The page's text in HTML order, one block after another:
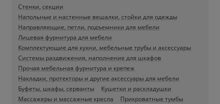
Стенки, секции
Напольные и настенные вешалки, стойки для одежды
Направляющие, петли, подъемники для мебели
Лицевая фурнитура для мебели
Комплектующие для кухни, мебельные трубы и аксессуары
Системы раздвижения, наполнение для шкафов
Прочая мебельная фурнитура и крепеж
Накладки, протекторы и другие аксессуары для мебели
Буфеты, шкафы, серванты
Кушетки и раскладушки
Массажеры и массажные кресла
Прикроватные тумбы